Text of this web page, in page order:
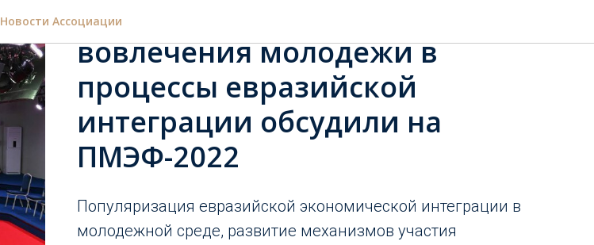
Новости АссоциацииВопросы широкого
вовлечения молодежи в
процессы евразийской
интеграции обсудили на
ПМЭФ-2022
Популяризация евразийской экономической интеграции в
молодежной среде, развитие механизмов участия